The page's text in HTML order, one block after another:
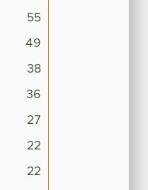
55
49
38
36
27
22
22